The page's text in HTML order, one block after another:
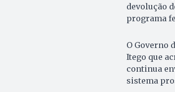
devolução
programa
O Governo
Itego que
continua
sistema